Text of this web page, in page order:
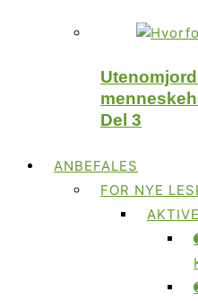
Del 3
ANBEFALES
FOR NYE